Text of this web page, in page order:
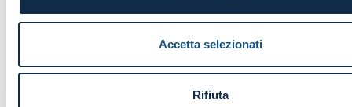
Accetta selezionati
Rifiuta
Grazie per la
trasmettete
La
scientifica
rende i